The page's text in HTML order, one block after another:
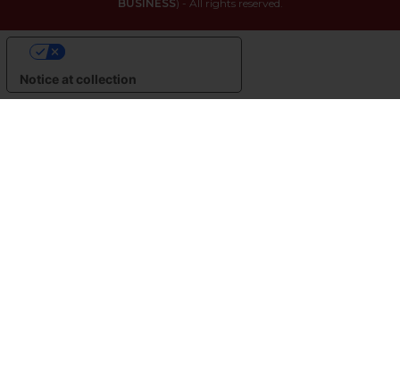
BUSINESS) - All rights reserved.
Notice at collection